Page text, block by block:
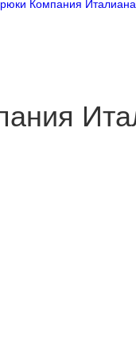
Компания Италиана